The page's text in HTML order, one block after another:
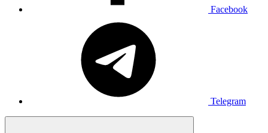
Facebook
Telegram